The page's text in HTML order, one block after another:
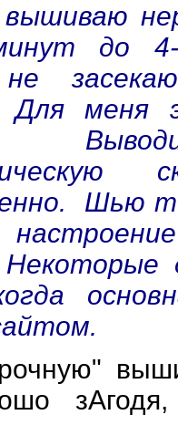
до 4-
не
Для меня
Шью